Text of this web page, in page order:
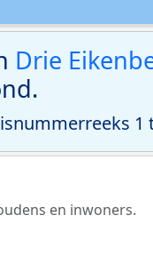
Drie
1
en inwoners.